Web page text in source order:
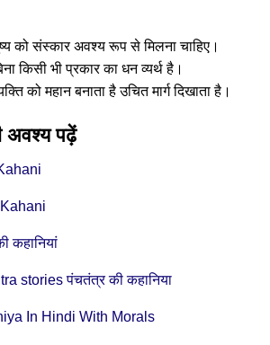
को संस्कार अवश्य रूप से मिलना चाहिए।
किसी भी प्रकार का धन व्यर्थ है।
को महान बनाता है उचित मार्ग दिखाता है।
अवश्य पढ़ें
कहानियां
stories पंचतंत्र की कहानिया
In Hindi With Morals